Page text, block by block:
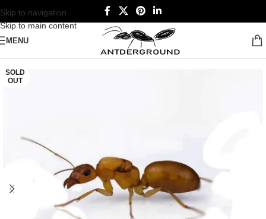
Skip to navigation
Skip to main content
MENU
SOLD
OUT